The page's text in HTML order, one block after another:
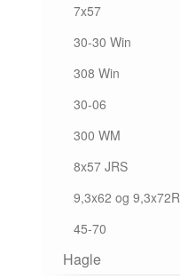
7x57
30-30 Win
308 Win
30-06
300 WM
8x57 JRS
9,3x62 og 9,3x72R
45-70
Hagle